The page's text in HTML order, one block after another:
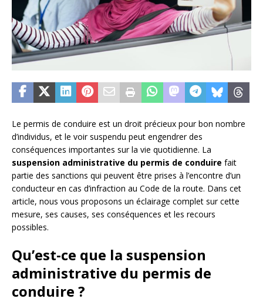
Le permis de conduire est un droit précieux pour bon nombre
d’individus, et le voir suspendu peut engendrer des
conséquences importantes sur la vie quotidienne. La
suspension administrative du permis de conduire fait
partie des sanctions qui peuvent être prises à l’encontre d’un
conducteur en cas d’infraction au Code de la route. Dans cet
article, nous vous proposons un éclairage complet sur cette
mesure, ses causes, ses conséquences et les recours
possibles.
Qu’est-ce que la suspension
administrative du permis de
conduire ?